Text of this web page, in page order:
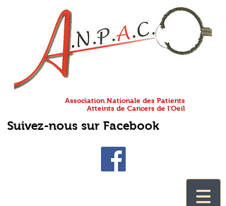
Association Nationale des Patients
Atteints de Cancers de l'Oeil
Suivez-nous sur Facebook